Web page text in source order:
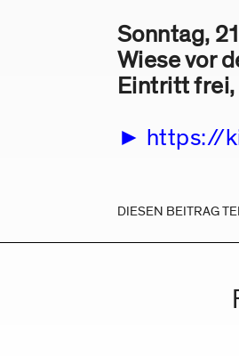
Sonntag,
Wiese vor
Eintritt
https://
DIESEN BEITRAG